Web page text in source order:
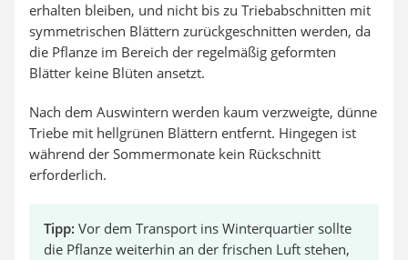
erhalten bleiben, und nicht bis zu Triebabschnitten mit
symmetrischen Blättern zurückgeschnitten werden, da
die Pflanze im Bereich der regelmäßig geformten
Blätter keine Blüten ansetzt.
Nach dem Auswintern werden kaum verzweigte, dünne
Triebe mit hellgrünen Blättern entfernt. Hingegen ist
während der Sommermonate kein Rückschnitt
erforderlich.
Tipp: Vor dem Transport ins Winterquartier sollte
die Pflanze weiterhin an der frischen Luft stehen,